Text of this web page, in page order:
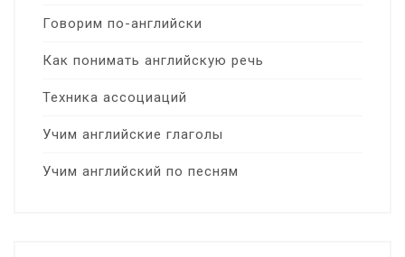
Говорим по-английски
Как понимать английскую речь
Техника ассоциаций
Учим английские глаголы
Учим английский по песням